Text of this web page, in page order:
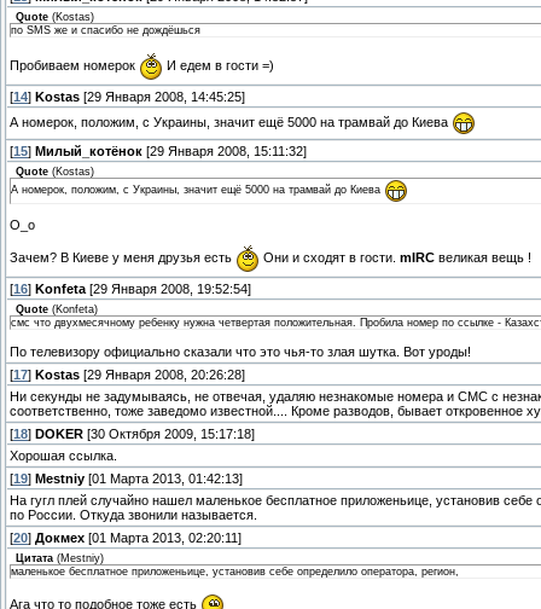
Quote (Kostas)
по SMS же и спасибо не дождёшься
Пробиваем номерок И едем в гости =)
[14] Kostas [29 Января 2008, 14:45:25]
А номерок, положим, с Украины, значит ещё 5000 на трамвай до Киева
[15] Милый_котёнок [29 Января 2008, 15:11:32]
Quote (Kostas)
А номерок, положим, с Украины, значит ещё 5000 на трамвай до Киева
О_о
Зачем? В Киеве у меня друзья есть Они и сходят в гости. mIRC великая вещь !
[16] Konfeta [29 Января 2008, 19:52:54]
Quote (Konfeta)
смс что двухмесячному ребенку нужна четвертая положительная. Пробила номер по ссылке -
По телевизору официально сказали что это чья-то злая шутка. Вот уроды!
[17] Kostas [29 Января 2008, 20:26:28]
Ни секунды не задумываясь, не отвечая, удаляю незнакомые номера и СМС с
соответственно, тоже заведомо известной.... Кроме разводов, бывает откровенное
[18] DOKER [30 Октября 2009, 15:17:18]
Хорошая ссылка.
[19] Mestniy [01 Марта 2013, 01:42:13]
На гугл плей случайно нашел маленькое бесплатное приложеньице, установив
по России. Откуда звонили называется.
[20] Докмех [01 Марта 2013, 02:20:11]
Цитата (Mestniy)
маленькое бесплатное приложеньице, установив себе определило оператора, регион,
Ага что то подобное тоже есть